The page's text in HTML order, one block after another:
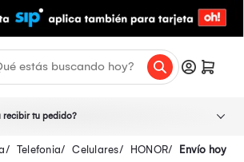
recibir tu pedido?
Telefonia Celulares HONOR Envío hoy